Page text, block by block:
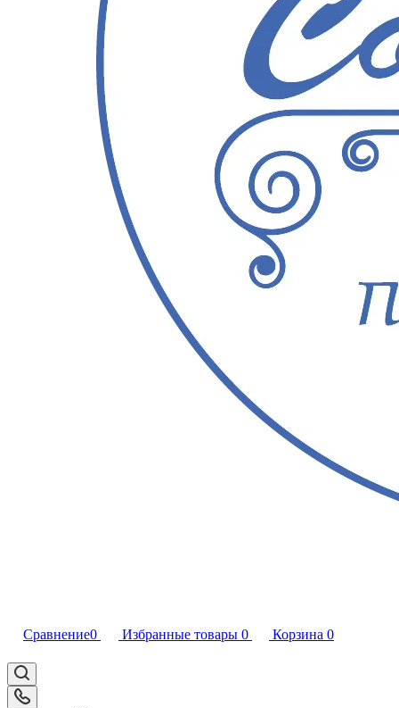
Сравнение0 Избранные товары 0 Корзина 0